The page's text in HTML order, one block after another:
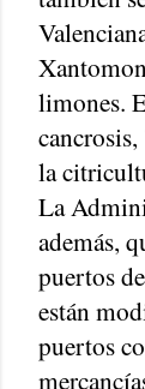
limones.
la
La
además,
puertos
están
puertos